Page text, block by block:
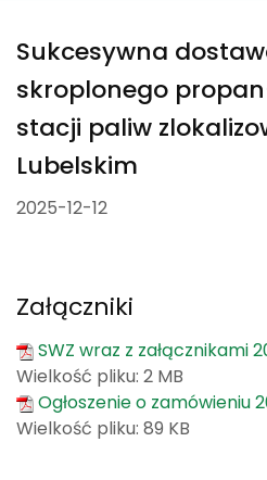
Sukcesywna
skroplonego
stacji paliw
Lubelskim
2025-12-12
Załączniki
SWZ wraz z załącznikami
Wielkość pliku: 2 MB
Ogłoszenie o zamówieniu
Wielkość pliku: 89 KB